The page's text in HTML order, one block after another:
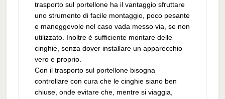
trasporto sul portellone ha il vantaggio sfruttare
uno strumento di facile montaggio, poco pesante
e maneggevole nel caso vada messo via, se non
utilizzato. Inoltre è sufficiente montare delle
cinghie, senza dover installare un apparecchio
vero e proprio.
Con il trasporto sul portellone bisogna
controllare con cura che le cinghie siano ben
chiuse, onde evitare che, mentre si viaggia,